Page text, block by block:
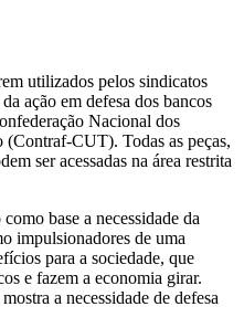
utilizados pelos sindicatos
ação em defesa dos bancos
Nacional dos
CUT). Todas as peças,
ser acessadas na área restrita
base a necessidade da
impulsionadores de uma
para a sociedade, que
e fazem a economia girar.
a necessidade de defesa